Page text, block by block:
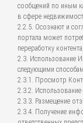
сообщений по иным
в сфере
2.2.5. Осознают и
портала может
переработку
2.3. Использование
следующими
2.3.1. Просмотр
2.3.2. Использование
2.3.3. Размещение
2.3.4. Получение